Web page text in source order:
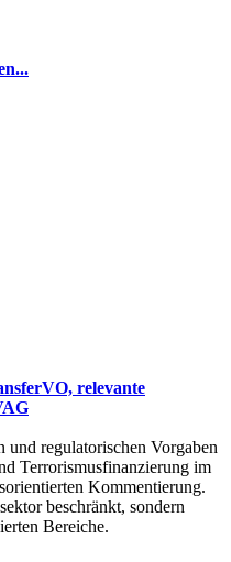
relevante
und regulatorischen Vorgaben
Terrorismusfinanzierung im
Kommentierung.
beschränkt, sondern
Bereiche.